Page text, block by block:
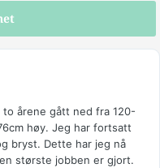
årene gått ned fra 120-
høy. Jeg har fortsatt
bryst. Dette har jeg nå
største jobben er gjort.